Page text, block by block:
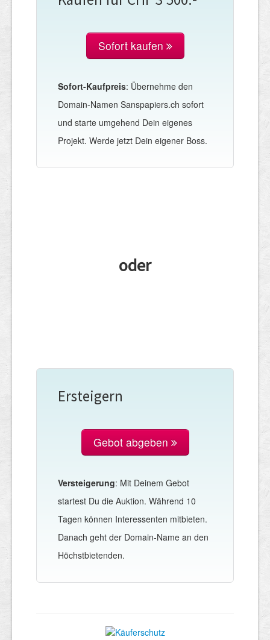
Sofort kaufen
Sofort-Kaufpreis: Übernehme den
Domain-Namen Sanspapiers.ch sofort
und starte umgehend Dein eigenes
Projekt. Werde jetzt Dein eigener Boss.
oder
Ersteigern
Gebot abgeben
Versteigerung: Mit Deinem Gebot
startest Du die Auktion. Während 10
Tagen können Interessenten mitbieten.
Danach geht der Domain-Name an den
Höchstbietenden.